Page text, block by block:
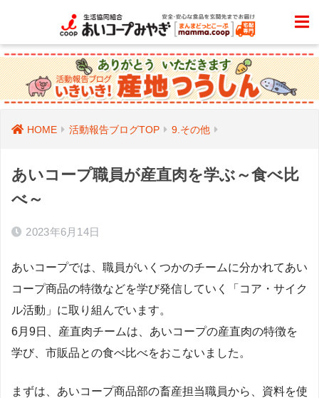
HOME 活動報告ブログTOP 9.その他
あいコープ職員が産直肉を学ぶ～食べ比
べ～
2023年6月14日
あいコープでは、職員がいくつかのチームに分かれてあい
コープ商品の特徴などを学び発信していく「コア・サイク
ル活動」に取り組んでいます。
6月9日、産直肉チームは、あいコープの産直肉の特徴を
学び、市販品との食べ比べをおこないました。
まずは、あいコープ商品部の畜産担当職員から、資料を使